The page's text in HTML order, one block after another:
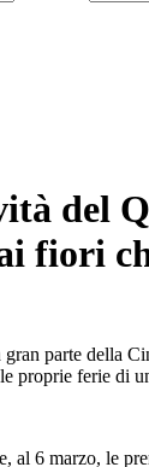
del
fiori
parte della
proprie ferie di
al 6 marzo, le